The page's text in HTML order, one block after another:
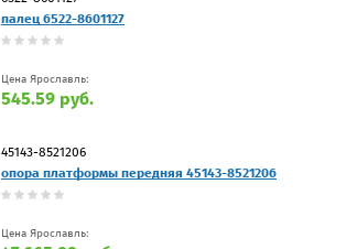
палец 6522-8601127
Цена Ярославль:
545.59 руб.
45143-8521206
опора платформы передняя 45143-8521206
Цена Ярославль: